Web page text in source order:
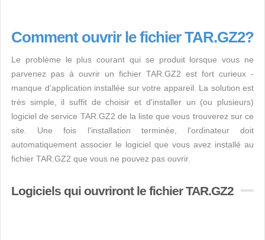
Comment ouvrir le fichier TAR.GZ2?
Le problème le plus courant qui se produit lorsque vous ne
parvenez pas à ouvrir un fichier TAR.GZ2 est fort curieux -
manque d’application installée sur votre appareil. La solution est
très simple, il suffit de choisir et d'installer un (ou plusieurs)
logiciel de service TAR.GZ2 de la liste que vous trouverez sur ce
site. Une fois l'installation terminée, l'ordinateur doit
automatiquement associer le logiciel que vous avez installé au
fichier TAR.GZ2 que vous ne pouvez pas ouvrir.
Logiciels qui ouvriront le fichier TAR.GZ2